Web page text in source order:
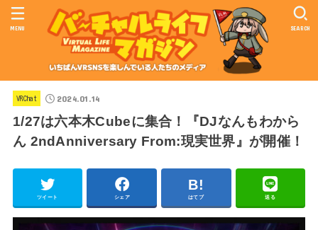
SEARCH
MENU
VRChat 2024.01.14
1/27は六本木Cubeに集合！『DJなんもわから
ん 2ndAnniversary From:現実世界』が開催！
ツイート シェア はてブ 送る